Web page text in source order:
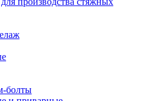
болты